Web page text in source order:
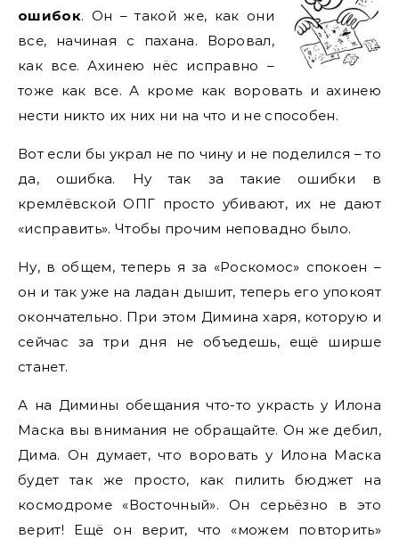
ошибок. Он – такой же, как они
все, начиная с пахана. Воровал,
как все. Ахинею нёс исправно –
тоже как все. А кроме как воровать и ахинею
нести никто их них ни на что и не способен.
Вот если бы украл не по чину и не поделился – то
да, ошибка. Ну так за такие ошибки в
кремлёвской ОПГ просто убивают, их не дают
«исправить». Чтобы прочим неповадно было.
Ну, в общем, теперь я за «Роскомос» спокоен –
он и так уже на ладан дышит, теперь его упокоят
окончательно. При этом Димина харя, которую и
сейчас за три дня не объедешь, ещё ширше
станет.
А на Димины обещания что-то украсть у Илона
Маска вы внимания не обращайте. Он же дебил,
Дима. Он думает, что воровать у Илона Маска
будет так же просто, как пилить бюджет на
космодроме «Восточный». Он серьёзно в это
верит! Ещё он верит, что «можем повторить»